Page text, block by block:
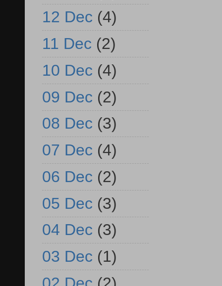
12 Dec (4)
11 Dec (2)
10 Dec (4)
09 Dec (2)
08 Dec (3)
07 Dec (4)
06 Dec (2)
05 Dec (3)
04 Dec (3)
03 Dec (1)